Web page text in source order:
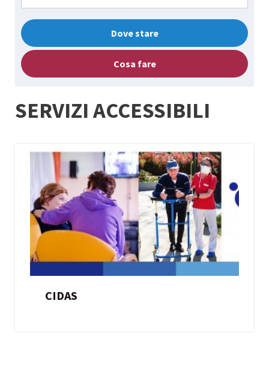
Dove stare
Cosa fare
SERVIZI ACCESSIBILI
CIDAS